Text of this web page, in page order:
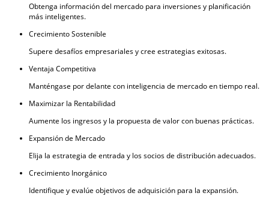
Obtenga información del mercado para inversiones y planificación
más inteligentes.
Crecimiento Sostenible
Supere desafíos empresariales y cree estrategias exitosas.
Ventaja Competitiva
Manténgase por delante con inteligencia de mercado en tiempo real.
Maximizar la Rentabilidad
Aumente los ingresos y la propuesta de valor con buenas prácticas.
Expansión de Mercado
Elija la estrategia de entrada y los socios de distribución adecuados.
Crecimiento Inorgánico
Identifique y evalúe objetivos de adquisición para la expansión.